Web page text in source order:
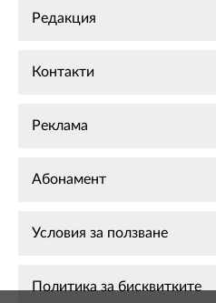
Редакция
Контакти
Реклама
Абонамент
Условия за ползване
Политика за бисквитките